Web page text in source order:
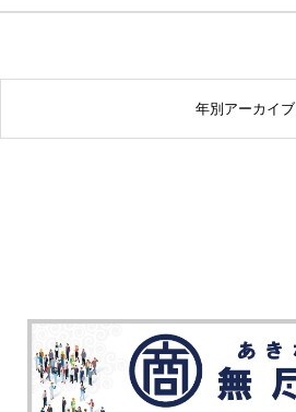
年別アーカイブ